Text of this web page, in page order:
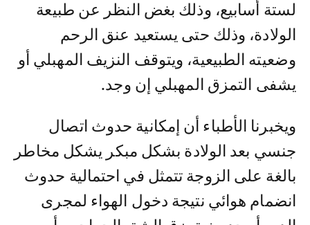
لستة أسابيع، وذلك بغض النظر عن طبيعة
الولادة، وذلك حتى يستعيد عنق الرحم
وضعيته الطبيعية، ويتوقف النزيف المهبلي أو
يشفى التمزق المهبلي إن وجد.
ويخبرنا الأطباء أن إمكانية حدوث اتصال
جنسي بعد الولادة بشكل مبكر يشكل مخاطر
بالغة على الزوجة تتمثل في احتمالية حدوث
انضمام هوائي نتيجة دخول الهواء لمجرى